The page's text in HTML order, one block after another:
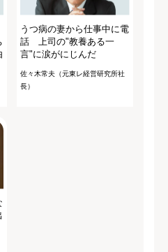
うつ病の妻から仕事中に電
話 上司の"教養ある一
言"に涙がにじんだ
佐々木常夫（元東レ経営研究所社
長）